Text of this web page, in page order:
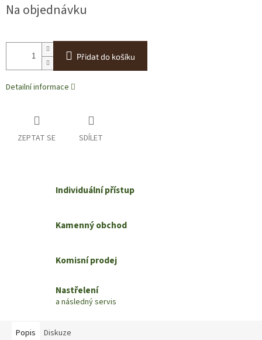
cena:
Na objednávku
Přidat do košíku
Detailní informace
ZEPTAT SE SDÍLET
Individuální přístup
Kamenný obchod
Komisní prodej
Nastřelení
a následný servis
Popis Diskuze